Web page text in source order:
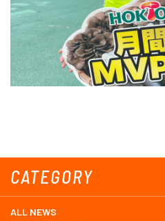
CATEGORY
ALL NEWS